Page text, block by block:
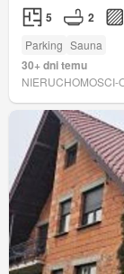
5 2
Parking Sauna
30+ dni temu